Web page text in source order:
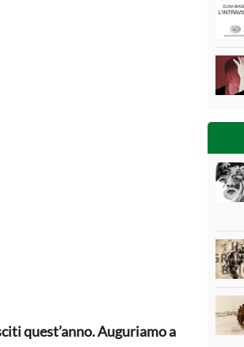
quest’anno. Auguriamo a